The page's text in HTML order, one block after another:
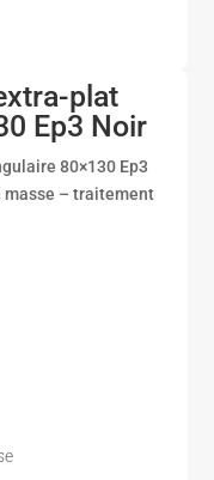
plat
Ep3 Noir
80×130 Ep3
masse – traitement